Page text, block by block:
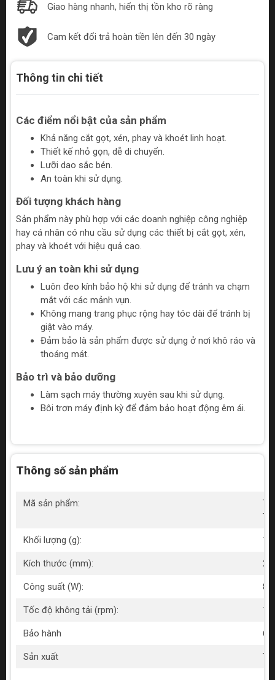
Giao hàng nhanh, hiển thị tồn kho rõ ràng
Cam kết đổi trả hoàn tiền lên đến 30 ngày
Thông tin chi tiết
Các điểm nổi bật của sản phẩm
Khả năng cắt gọt, xén, phay và khoét linh hoạt.
Thiết kế nhỏ gọn, dễ di chuyển.
Lưỡi dao sắc bén.
An toàn khi sử dụng.
Đối tượng khách hàng
Sản phẩm này phù hợp với các doanh nghiệp công nghiệp
hay cá nhân có nhu cầu sử dụng các thiết bị cắt gọt, xén,
phay và khoét với hiệu quả cao.
Lưu ý an toàn khi sử dụng
Luôn đeo kính bảo hộ khi sử dụng để tránh va chạm
mắt với các mảnh vụn.
Không mang trang phục rộng hay tóc dài để tránh bị
giật vào máy.
Đảm bảo là sản phẩm được sử dụng ở nơi khô ráo và
thoáng mát.
Bảo trì và bảo dưỡng
Làm sạch máy thường xuyên sau khi sử dụng.
Bôi trơn máy định kỳ để đảm bảo hoạt động êm ái.
Thông số sản phẩm
Mã sản phẩm:
Khối lượng (g):
Kích thước (mm):
Công suất (W):
Tốc độ không tải (rpm):
Bảo hành 6
Sản xuất